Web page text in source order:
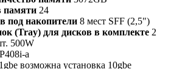
памяти 24
под накопители 8 мест SFF (2,5")
(Tray) для дисков в комплекте 2
500W
P408i-a
возможна установка 10gbe